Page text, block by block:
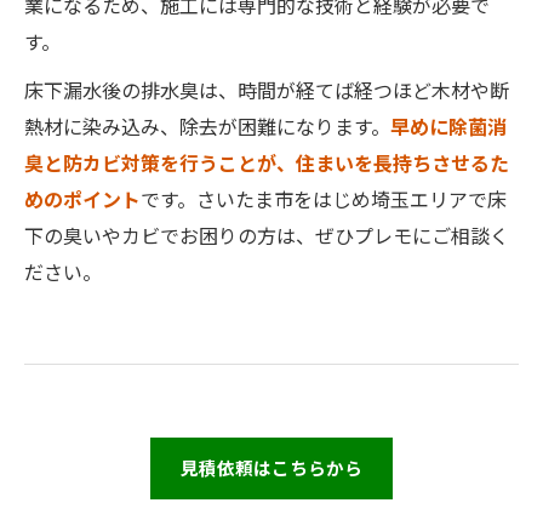
す。
床下漏水後の排水臭は、時間が経てば経つほど木材や断
熱材に染み込み、除去が困難になります。 早めに除菌消
臭と防カビ対策を行うことが、住まいを長持ちさせるた
めのポイントです。さいたま市をはじめ埼玉エリアで床
下の臭いやカビでお困りの方は、ぜひプレモにご相談く
ださい。
見積依頼はこちらから